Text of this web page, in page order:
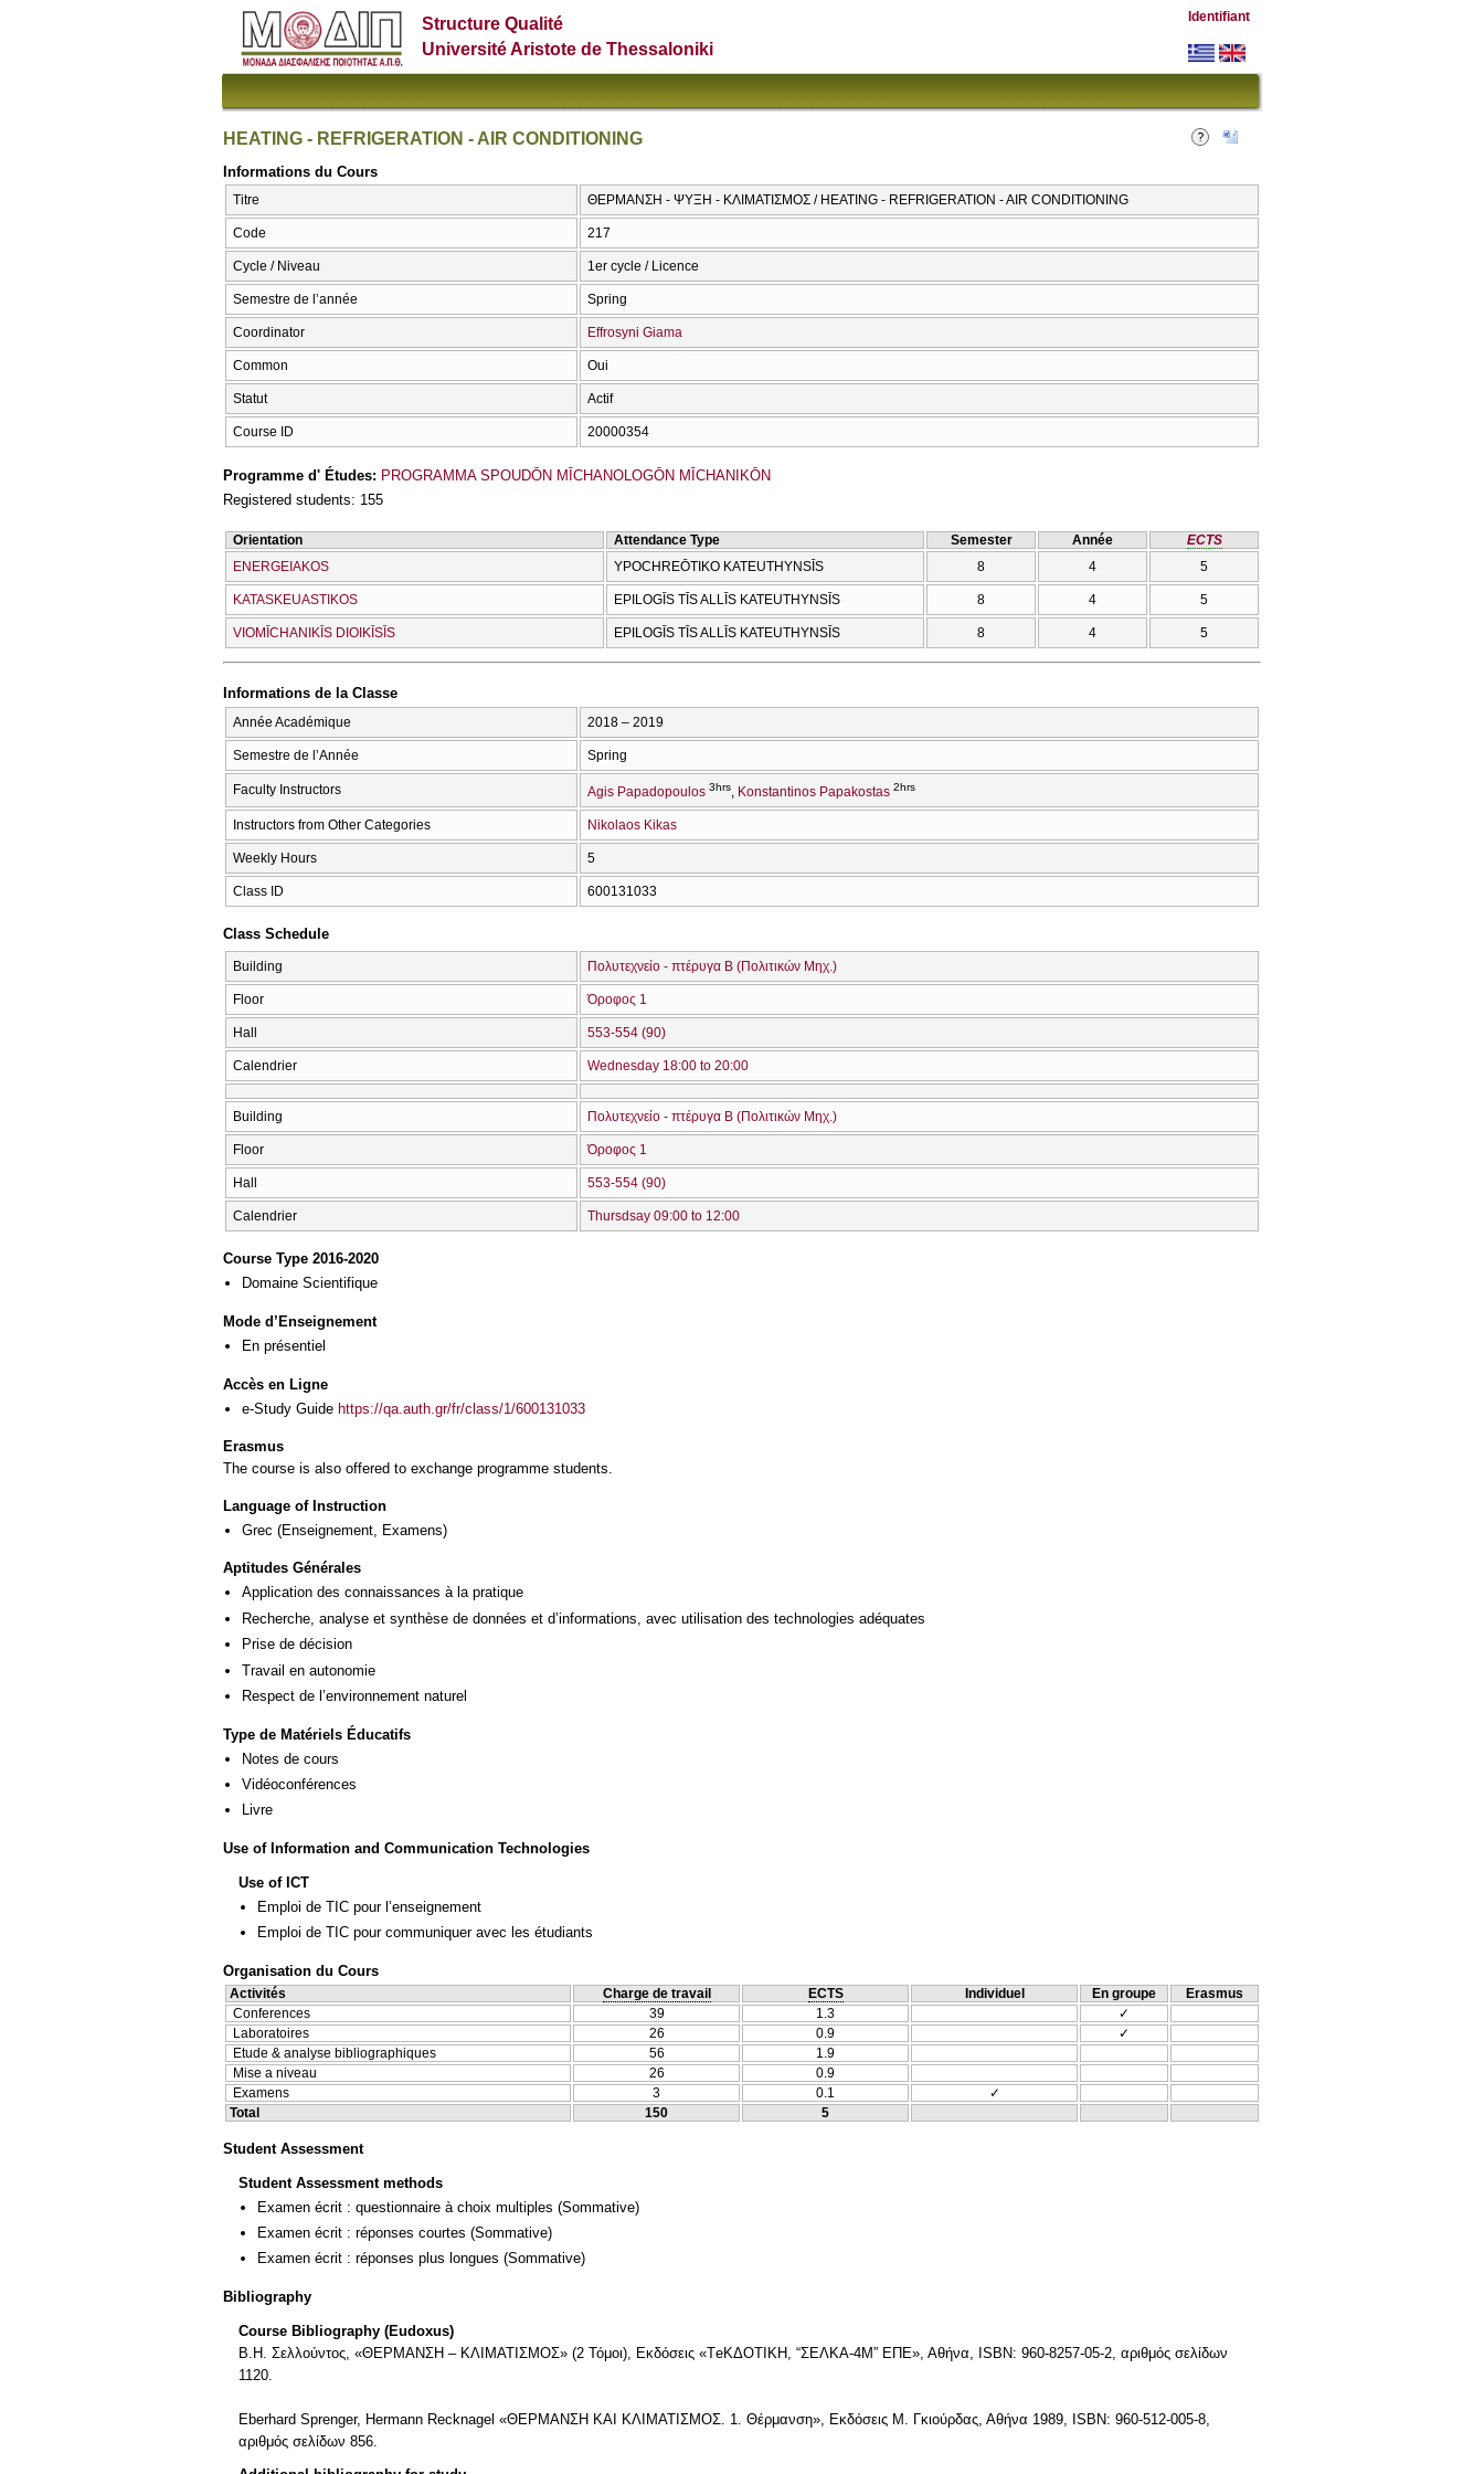
Structure Qualité
Université Aristote de Thessaloniki
Identifiant
HEATING - REFRIGERATION - AIR CONDITIONING
Informations du Cours
Titre ΘΕΡΜΑΝΣΗ - ΨΥΞΗ - ΚΛΙΜΑΤΙΣΜΟΣ / HEATING - REFRIGERATION - AIR CONDITIONING
Code 217
Cycle / Niveau 1er cycle / Licence
Semestre de l’année Spring
Coordinator Effrosyni Giama
Common Oui
Statut Actif
Course ID 20000354
Programme d' Études: PROGRAMMA SPOUDŌN MĪCΗANOLOGŌN MĪCΗANIKŌN
Registered students: 155
Orientation Attendance Type Semester Année
ECTS
ENERGEIAKOS
YPOCΗREŌTIKO KATEUTHYNSĪS 8 4 5
KATASKEUASTIKOS EPILOGĪS TĪS ALLĪS KATEUTHYNSĪS 8 4 5
VIOMĪCΗANIKĪS DIOIKĪSĪS EPILOGĪS TĪS ALLĪS KATEUTHYNSĪS 8 4 5
Informations de la Classe
Année Académique 2018 – 2019
Semestre de l’Année Spring
Faculty Instructors Agis Papadopoulos 3hrs Konstantinos Papakostas 2hrs
Instructors from Other Categories Nikolaos Kikas
Weekly Hours 5
Class ID 600131033
Class Schedule
Building Πολυτεχνείο - πτέρυγα Β (Πολιτικών Μηχ.)
Floor Όροφος 1
Hall 553-554 (90)
Calendrier Wednesday 18:00 to 20:00
Building Πολυτεχνείο - πτέρυγα Β (Πολιτικών Μηχ.)
Floor Όροφος 1
Hall 553-554 (90)
Calendrier Thursdsay 09:00 to 12:00
Course Type 2016-2020
Domaine Scientifique
Mode d’Enseignement
En présentiel
Accès en Ligne
e-Study Guide https://qa.auth.gr/fr/class/1/600131033
Erasmus
The course is also offered to exchange programme students.
Language of Instruction
Grec (Enseignement, Examens)
Aptitudes Générales
Application des connaissances à la pratique
Recherche, analyse et synthèse de données et d’informations, avec utilisation des technologies adéquates
Prise de décision
Travail en autonomie
Respect de l’environnement naturel
Type de Matériels Éducatifs
Notes de cours
Vidéoconférences
Livre
Use of Information and Communication Technologies
Use of ICT
Emploi de TIC pour l’enseignement
Emploi de TIC pour communiquer avec les étudiants
Organisation du Cours
Activités Charge de travail ECTS Individuel En groupe
Erasmus
Conferences
39 1.3
✓
Laboratoires
26 0.9
✓
Etude & analyse bibliographiques
56
1.9
Mise a niveau
26
0.9
Examens
3 0.1
✓
Total
150 5
Student Assessment
Student Assessment methods
Examen écrit : questionnaire à choix multiples (Sommative)
Examen écrit : réponses courtes (Sommative)
Examen écrit : réponses plus longues (Sommative)
Bibliography
Course Bibliography (Eudoxus)
Β.Η. Σελλούντος, «ΘΕΡΜΑΝΣΗ – ΚΛΙΜΑΤΙΣΜΟΣ» (2 Τόμοι), Εκδόσεις «ΤeΚΔΟΤΙΚΗ, “ΣΕΛΚΑ-4Μ” ΕΠΕ», Αθήνα, ISBN: 960-8257-05-2, αριθμός σελίδων
1120.
Eberhard Sprenger, Hermann Recknagel «ΘΕΡΜΑΝΣΗ ΚΑΙ ΚΛΙΜΑΤΙΣΜΟΣ. 1. Θέρμανση», Εκδόσεις Μ. Γκιούρδας, Αθήνα 1989, ISBN: 960-512-005-8,
αριθμός σελίδων 856.